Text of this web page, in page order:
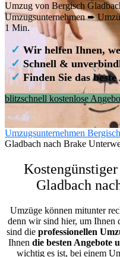
Umzug von Bergisch
Umzugsunternehmen ➨
1 Min.
✓ Wir helfen Ihnen,
✓ Schnell &
✓Finden Sie das
blitzschnell kostenlose
Umzugsunternehmen
Gladbach nach Brake
Gladbach
Umzüge können mitunter
denn wir sind hier, um Ihnen
sind die professionellen
Ihnen die besten Angebote
wichtig es ist, bei einem